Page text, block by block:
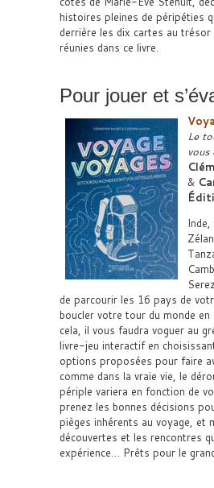
histoires pleines de péripéties
derrière les dix cartes au trésor
réunies dans ce livre.
Pour jouer et
Le
vous
&
de parcourir les 16 pays de
boucler votre tour du monde
cela, il vous faudra voguer au
livre-jeu interactif en
options proposées pour faire
comme dans la vraie vie, le
périple variera en fonction de
prenez les bonnes décisions
pièges inhérents au voyage, et
découvertes et les rencontres
expérience… Prêts pour le